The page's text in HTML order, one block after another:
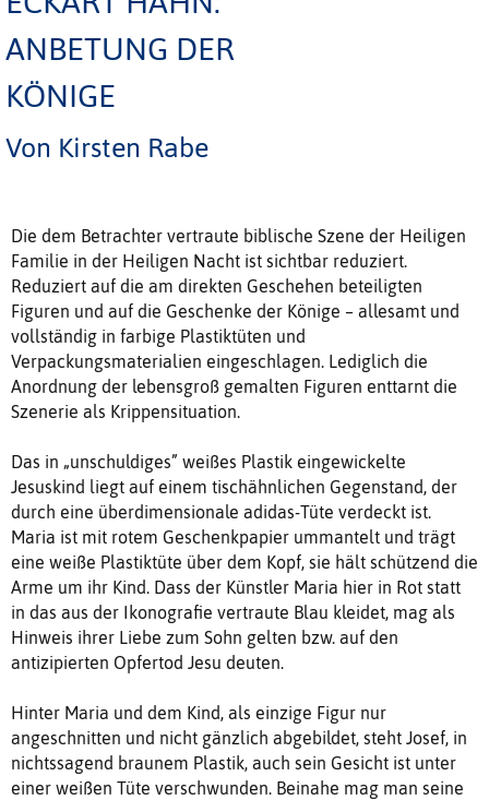
ANBETUNG DER
KÖNIGE
Von Kirsten Rabe
Die dem Betrachter vertraute biblische Szene der Heiligen
Familie in der Heiligen Nacht ist sichtbar reduziert.
Reduziert auf die am direkten Geschehen beteiligten
Figuren und auf die Geschenke der Könige – allesamt und
vollständig in farbige Plastiktüten und
Verpackungsmaterialien eingeschlagen. Lediglich die
Anordnung der lebensgroß gemalten Figuren enttarnt die
Szenerie als Krippensituation.
Das in „unschuldiges” weißes Plastik eingewickelte
Jesuskind liegt auf einem tischähnlichen Gegenstand, der
durch eine überdimensionale adidas-Tüte verdeckt ist.
Maria ist mit rotem Geschenkpapier ummantelt und trägt
eine weiße Plastiktüte über dem Kopf, sie hält schützend die
Arme um ihr Kind. Dass der Künstler Maria hier in Rot statt
in das aus der Ikonografie vertraute Blau kleidet, mag als
Hinweis ihrer Liebe zum Sohn gelten bzw. auf den
antizipierten Opfertod Jesu deuten.
Hinter Maria und dem Kind, als einzige Figur nur
angeschnitten und nicht gänzlich abgebildet, steht Josef, in
nichtssagend braunem Plastik, auch sein Gesicht ist unter
einer weißen Tüte verschwunden. Beinahe mag man seine